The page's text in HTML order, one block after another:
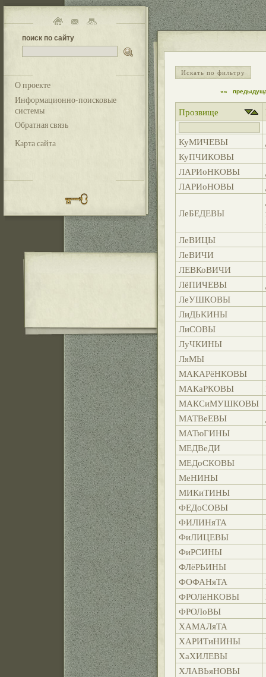
поиск по сайту
О проекте
Информационно-поисковые
системы
Обратная связь
Карта сайта
Искать по фильтру
««
Прозвище
КуМИЧЕВЫ
КуПЧИКОВЫ
ЛАРИоНКОВЫ
ЛАРИоНОВЫ
ЛеБЕДЕВЫ
ЛеВИЦЫ
ЛеВИЧИ
ЛЕВКоВИЧИ
ЛёПИЧЕВЫ
ЛеУШКОВЫ
ЛиДЬКИНЫ
ЛиСОВЫ
ЛуЧКИНЫ
ЛяМЫ
МАКАРёНКОВЫ
МАКаРКОВЫ
МАКСиМУШКОВЫ
МАТВеЕВЫ
МАТюГИНЫ
МЕДВеДИ
МЕДоСКОВЫ
МеНИНЫ
МИКиТИНЫ
ФЕДоСОВЫ
ФИЛИНяТА
ФиЛИЦЕВЫ
ФиРСИНЫ
ФЛёРЬИНЫ
ФОФАНяТА
ФРОЛёНКОВЫ
ФРОЛоВЫ
ХАМАЛяТА
ХАРИТиНИНЫ
ХаХИЛЕВЫ
ХЛАВЬяНОВЫ